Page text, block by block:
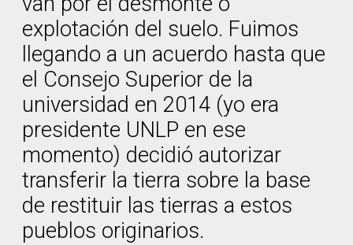
explotación del suelo. Fuimos
llegando a un acuerdo hasta que
el Consejo Superior de la
universidad en 2014 (yo era
presidente UNLP en ese
momento) decidió autorizar
transferir la tierra sobre la base
de restituir las tierras a estos
pueblos originarios.